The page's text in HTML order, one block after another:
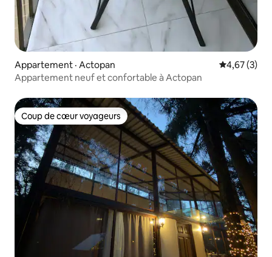
Appartement · Actopan Note
4,67 (3)
Appartement neuf et confortable à Actopan
Coup de cœur voyageurs
Coup de cœur voyageurs